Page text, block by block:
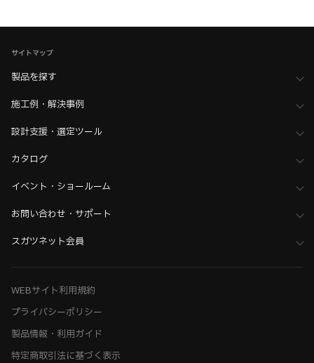
サイトマップ
製品を探す
施工例・解決事例
設計支援・選定ツール
カタログ
イベント・ショールーム
お問い合わせ・サポート
スガツネット会員
WEBサイト利用規約
プライバシーポリシー
製品情報・利用ガイド
特定商取引法に基づく表示